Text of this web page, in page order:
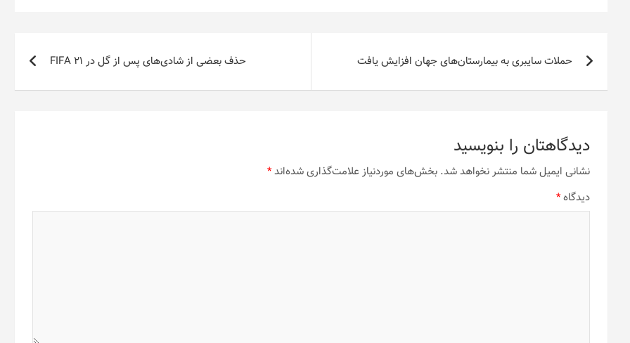
راهبری
نوشتهحملات سایبری به بیمارستان‌های جهان افزایش یافت حذف بعضی از شادی‌های پس از گل در FIFA 21
دیدگاهتان را بنویسید
نشانی ایمیل شما منتشر نخواهد شد. بخش‌های موردنیاز علامت‌گذاری شده‌اند*
دیدگاه*